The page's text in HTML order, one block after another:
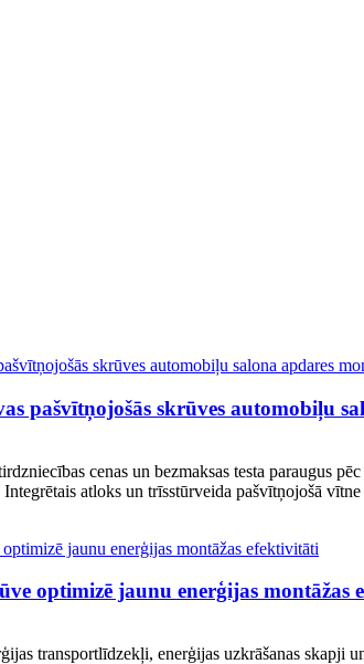
pašvītņojošās skrūves automobiļu
cenas un bezmaksas testa paraugus
Integrētais atloks un trīsstūrveida pašvītņojošā
optimizē jaunu enerģijas montāžas
transportlīdzekļi, enerģijas uzkrāšanas skapji